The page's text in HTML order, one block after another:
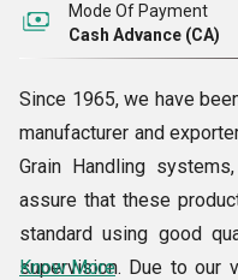
Mode Of Payment
Cash Advance (CA)
Since 1965, we have
manufacturer and
Grain Handling
assure that these
standard using good
supervision. Due to our
Know More